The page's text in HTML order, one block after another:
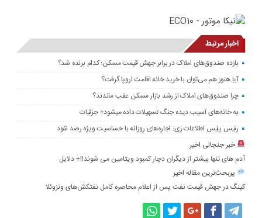
اخبار مرتبط
بازده صندوق‌های املاک در برابر جهش قیمت مسکن؛ کدام برنده شد؟
آیا هنوز هم می‌توان با خرید خانه اقامت اروپا گرفت؟
چرا صندوق‌های املاک از رشد بازار مسکن عقب ماندند؟
به خانه‌های آسیب دیده جنگ تسهیلات داده میشود+ جزئیات
رئیس پلیس اطلاعات ری: اجاره‌های روزانه با حساسیت ویژه رصد شود
خبر جنجالی اخیر
آدم های تنها بیشتر از دیگران دچار کمبود ویتامین می شوند!!+ دلایل
پربحث‌ترین مقاله اخیر
کینگدرجهش قیمت نفت پس از اعلام محاصره کامل نفتکش‌های ونزوئلا